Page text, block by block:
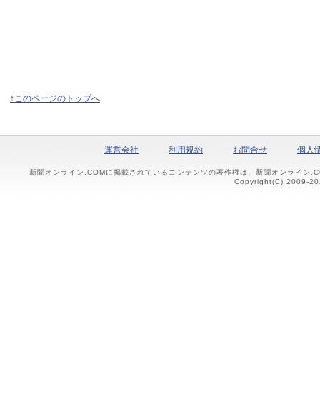
↑このページのトップへ
運営会社 利用規約 お問合せ 個人
新聞オンライン.COMに掲載されているコンテンツの著作権は、新聞オンライン
Copyright(C) 2009-